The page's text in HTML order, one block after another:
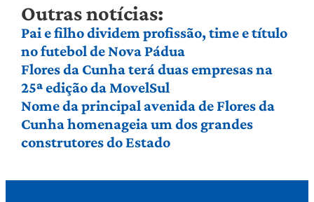
Outras notícias:
Pai e filho dividem profissão, time e título
no futebol de Nova Pádua
Flores da Cunha terá duas empresas na
25ª edição da MovelSul
Nome da principal avenida de Flores da
Cunha homenageia um dos grandes
construtores do Estado